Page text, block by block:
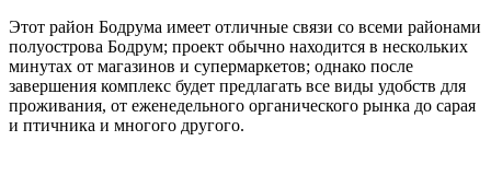
Этот район Бодрума имеет отличные связи со всеми районами
полуострова Бодрум; проект обычно находится в нескольких
минутах от магазинов и супермаркетов; однако после
завершения комплекс будет предлагать все виды удобств для
проживания, от еженедельного органического рынка до сарая
и птичника и многого другого.